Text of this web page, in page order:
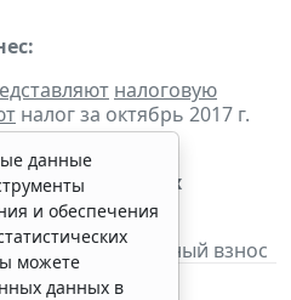
налоговую
налог за октябрь 2017 г.
водных
регулярный взнос
данные
и обеспечения
можете
данных в